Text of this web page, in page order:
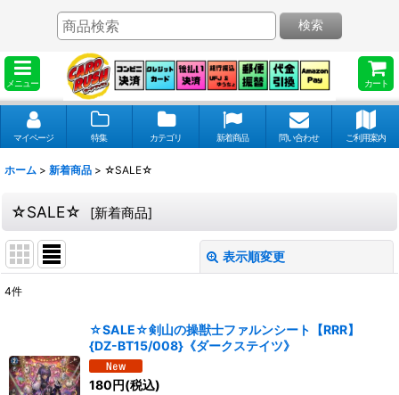
メニュー カート
検索
マイページ 特集 カテゴリ 新着商品 問い合わせ ご利用案内
ホーム > 新着商品 > ☆SALE☆
☆SALE☆ [新着商品]
表示順変更
並び順:
4件
☆SALE☆剣山の操獣士ファルンシート【RRR】
{DZ-BT15/008}《ダークステイツ》
180円(税込)